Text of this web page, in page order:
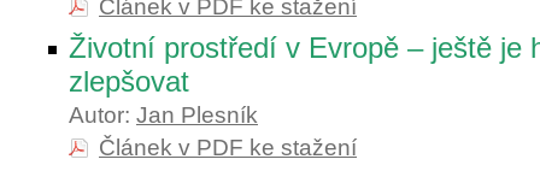
Článek v PDF ke stažení
Životní prostředí v Evropě – ještě je
zlepšovat
Autor: Jan Plesník
Článek v PDF ke stažení